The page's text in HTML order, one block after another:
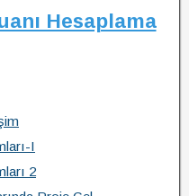
Hesaplama
I
2